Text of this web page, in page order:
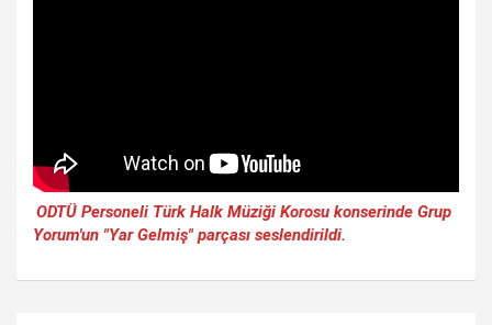
ODTÜ Personeli Türk Halk Müziği Korosu konserinde Grup
Yorum'un "Yar Gelmiş" parçası seslendirildi.